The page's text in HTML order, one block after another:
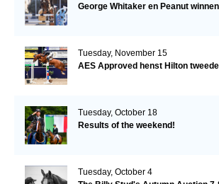
George Whitaker en Peanut
Tuesday, November 15
AES Approved henst Hilton
Tuesday, October 18
Results of the weekend!
Tuesday, October 4